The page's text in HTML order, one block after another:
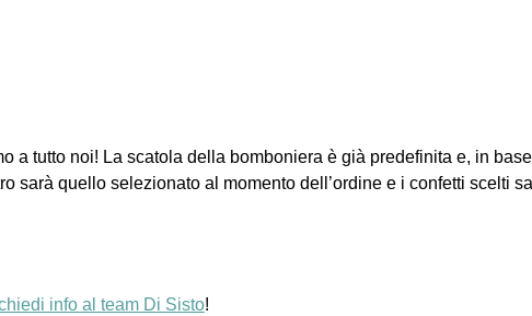
a tutto noi! La scatola della bomboniera è già predefinita e, in
sarà quello selezionato al momento dell’ordine e i confetti scelti
info al team Di Sisto!